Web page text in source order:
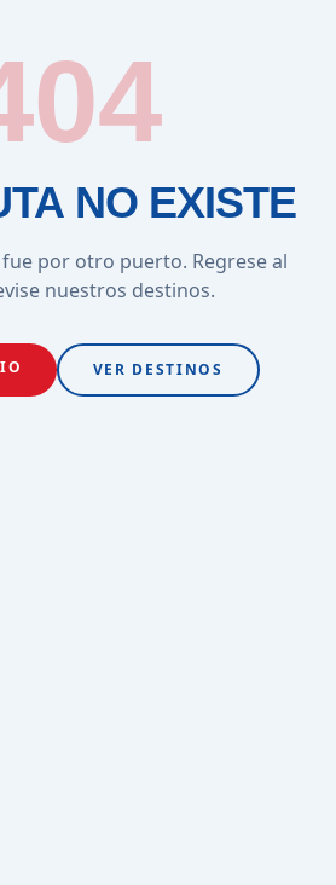
NO EXISTE
por otro puerto. Regrese al
nuestros destinos.
VER DESTINOS